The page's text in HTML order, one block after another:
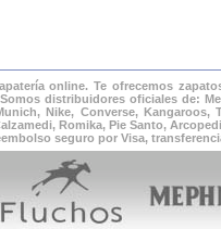
online. Te ofrecemos
distribuidores oficiales de:
Nike, Converse,
Romika, Pie Santo,
seguro por Visa,